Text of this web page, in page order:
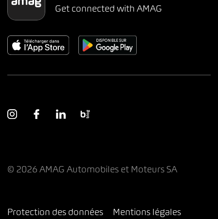
Get connected with AMAG
© 2026 AMAG Automobiles et Moteurs SA
Protection des données Mentions légales